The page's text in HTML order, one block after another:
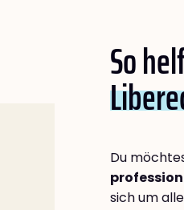
So
Du
sich um